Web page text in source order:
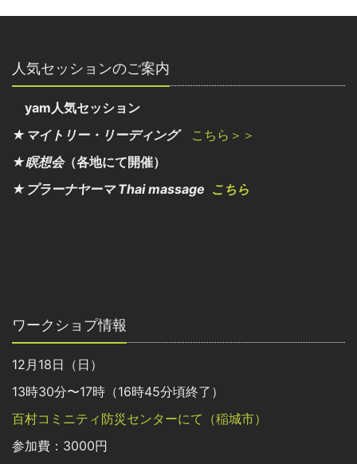
人気セッションのご案内
yam人気セッション
★マイトリー・リーディング
こちら＞＞
★瞑想会（各地にて開催）
★プラーナヤーマ Thai massage こちら
ワークショプ情報
12月18日（日）
13時30分〜17時（16時45分頃終了）
百村コミニティ防災センターにて（稲城市）
参加費：3000円